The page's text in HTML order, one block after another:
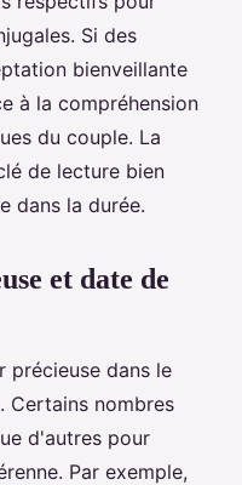
Si des
bienveillante
à la compréhension
du couple. La
de lecture bien
dans la durée.
et date de
précieuse dans le
Certains nombres
d'autres pour
Par exemple,